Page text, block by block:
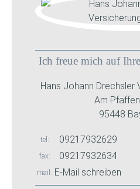
Ich freue mich auf
Hans Johann Drechsler
Am
95448
tel 09217932629
fax 09217932634
mail E-Mail schreiben